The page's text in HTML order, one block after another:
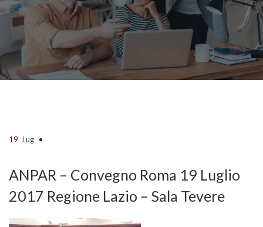
19 Lug
ANPAR – Convegno Roma 19 Luglio
2017 Regione Lazio – Sala Tevere